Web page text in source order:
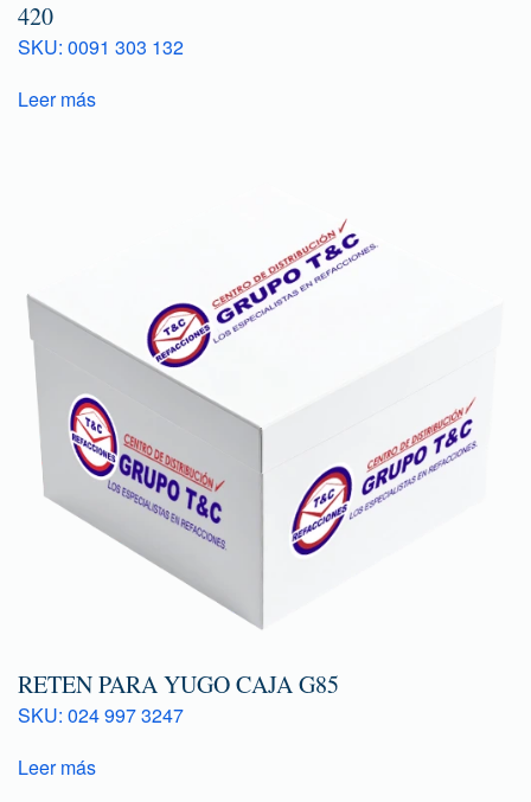
420
SKU: 0091 303 132
Leer más
RETEN PARA YUGO CAJA G85
SKU: 024 997 3247
Leer más